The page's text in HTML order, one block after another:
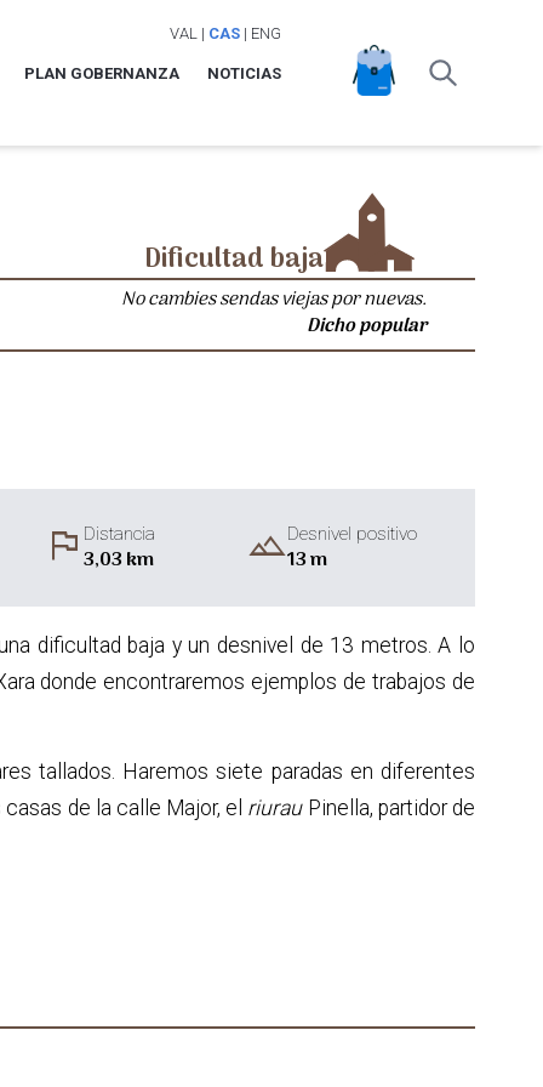
VAL | CAS| ENG
PLAN GOBERNANZA NOTICIAS
Dificultad baja
No cambies sendas viejas por nuevas.
Dicho popular
flag Distancia
3,03 km landscapeDesnivel positivo
13 m
dificultad baja y un desnivel de 13 metros. A lo
donde encontraremos ejemplos de trabajos de
tallados. Haremos siete paradas en diferentes
de la calle Major, el riurau Pinella, partidor de